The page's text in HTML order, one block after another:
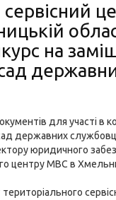
на
для участі в
державних
юридичного
центру МВС в